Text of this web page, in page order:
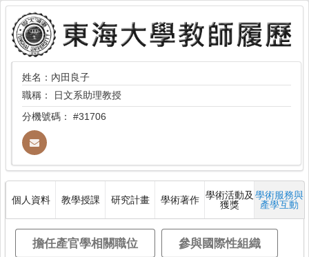
姓名：內田良子
職稱：
日文系助理教授
分機號碼： #31706
個人資料 教學授課 研究計畫 學術著作 學術活動及
獲獎
學術服務與
產學互動
擔任產官學相關職位 參與國際性組織